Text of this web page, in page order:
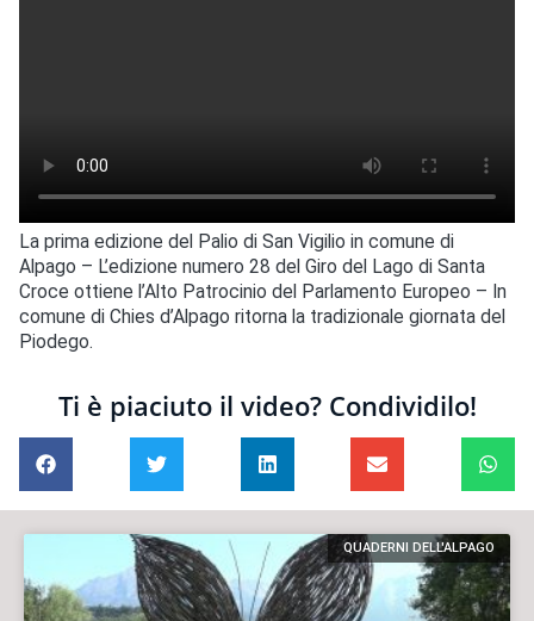
La prima edizione del Palio di San Vigilio in comune di
Alpago – L’edizione numero 28 del Giro del Lago di Santa
Croce ottiene l’Alto Patrocinio del Parlamento Europeo – In
comune di Chies d’Alpago ritorna la tradizionale giornata del
Piodego.
Ti è piaciuto il video? Condividilo!
QUADERNI DELL'ALPAGO